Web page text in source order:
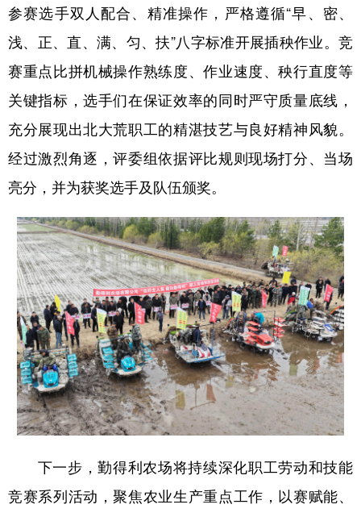
辽宁 吉林 上海 江苏
山东 河南 湖北 湖南
广东 广西 海南 重庆
四川 贵州 云南 西藏
陕西 甘肃 青海
新疆 内蒙古 黑龙江
多语种频道
English Español Français عربى
Русский язык 日本語 한국어
Deutsch Português
参赛选手双人配合、精准操作，严格遵循“早、密、
浅、正、直、满、匀、扶”八字标准开展插秧作业。竞
赛重点比拼机械操作熟练度、作业速度、秧行直度等
关键指标，选手们在保证效率的同时严守质量底线，
充分展现出北大荒职工的精湛技艺与良好精神风貌。
经过激烈角逐，评委组依据评比规则现场打分、当场
亮分，并为获奖选手及队伍颁奖。
下一步，勤得利农场将持续深化职工劳动和技能
竞赛系列活动，聚焦农业生产重点工作，以赛赋能、